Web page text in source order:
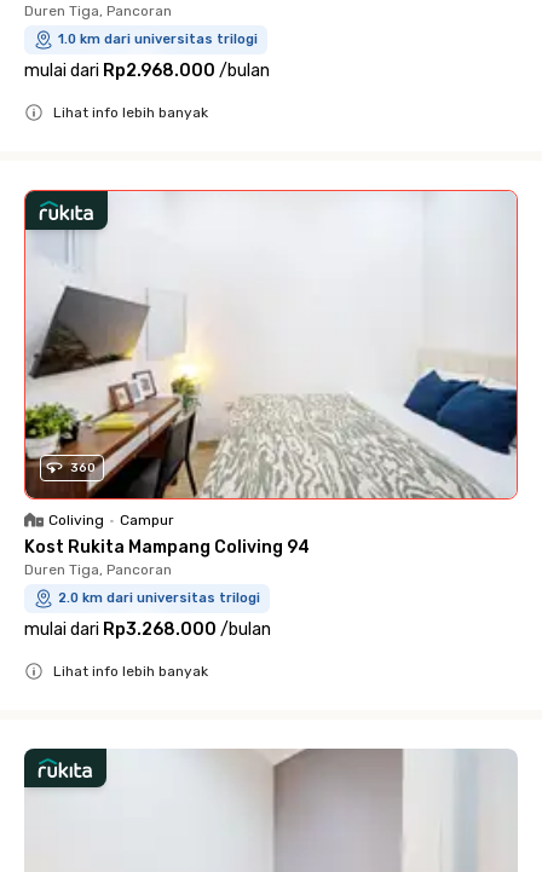
Duren Tiga, Pancoran
1.0 km dari universitas trilogi
mulai dari Rp2.968.000 /bulan
Lihat info lebih banyak
360
Coliving • Campur
Kost Rukita Mampang Coliving 94
Duren Tiga, Pancoran
2.0 km dari universitas trilogi
mulai dari Rp3.268.000 /bulan
Lihat info lebih banyak